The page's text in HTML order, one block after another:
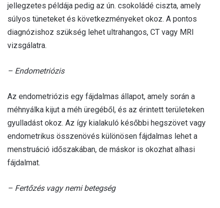
jellegzetes példája pedig az ún. csokoládé ciszta, amely
súlyos tüneteket és következményeket okoz. A pontos
diagnózishoz szükség lehet ultrahangos, CT vagy MRI
vizsgálatra.
– Endometriózis
Az endometriózis egy fájdalmas állapot, amely során a
méhnyálka kijut a méh üregéből, és az érintett területeken
gyulladást okoz. Az így kialakuló későbbi hegszövet vagy
endometrikus összenövés különösen fájdalmas lehet a
menstruáció időszakában, de máskor is okozhat alhasi
fájdalmat.
– Fertőzés vagy nemi betegség